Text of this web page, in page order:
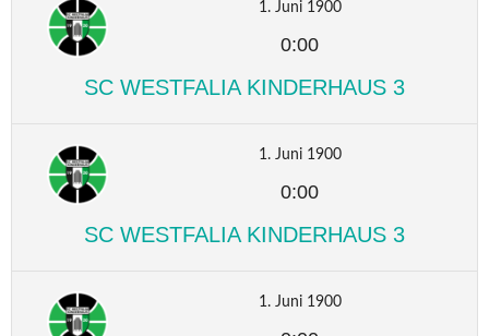
1. Juni 1900
0:00
SC WESTFALIA KINDERHAUS 3
1. Juni 1900
0:00
SC WESTFALIA KINDERHAUS 3
1. Juni 1900